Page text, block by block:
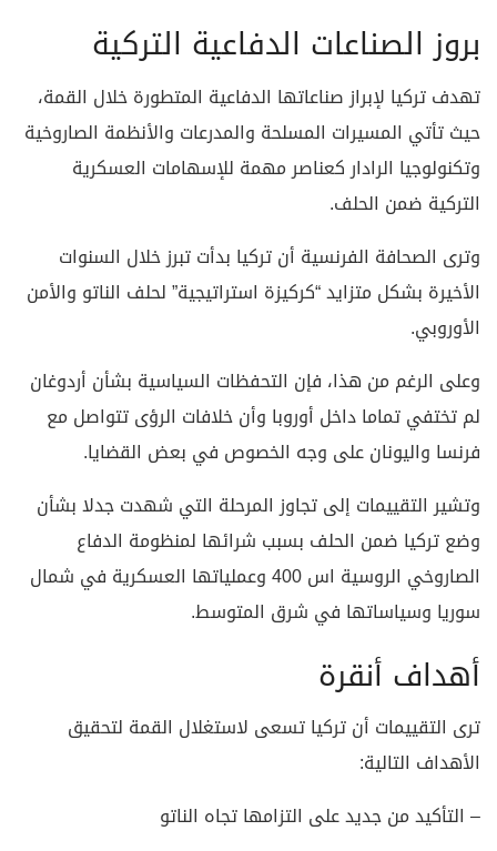
بروز الصناعات الدفاعية التركية
تهدف تركيا لإبراز صناعاتها الدفاعية المتطورة خلال القمة،
حيث تأتي المسيرات المسلحة والمدرعات والأنظمة الصاروخية
وتكنولوجيا الرادار كعناصر مهمة للإسهامات العسكرية
التركية ضمن الحلف.
وترى الصحافة الفرنسية أن تركيا بدأت تبرز خلال السنوات
الأخيرة بشكل متزايد “كركيزة استراتيجية” لحلف الناتو والأمن
الأوروبي.
وعلى الرغم من هذا، فإن التحفظات السياسية بشأن أردوغان
لم تختفي تماما داخل أوروبا وأن خلافات الرؤى تتواصل مع
فرنسا واليونان على وجه الخصوص في بعض القضايا.
وتشير التقييمات إلى تجاوز المرحلة التي شهدت جدلا بشأن
وضع تركيا ضمن الحلف بسبب شرائها لمنظومة الدفاع
الصاروخي الروسية اس 400 وعملياتها العسكرية في شمال
سوريا وسياساتها في شرق المتوسط.
أهداف أنقرة
ترى التقييمات أن تركيا تسعى لاستغلال القمة لتحقيق
الأهداف التالية:
– التأكيد من جديد على التزامها تجاه الناتو